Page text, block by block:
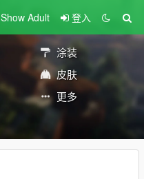
Show Adult 登入
涂装
皮肤
更多